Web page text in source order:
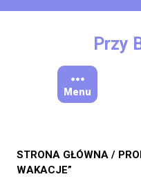
Przy
Menu
STRONA GŁÓWNA /
WAKACJE”